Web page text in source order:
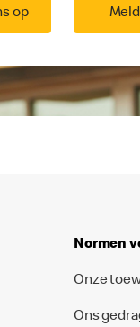
op
Normen
Onze
Ons